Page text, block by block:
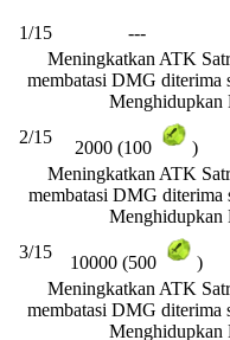
1/15 ---
Meningkatkan ATK
membatasi DMG diterima
Menghidupkan
2/15
2000 (100 )
Meningkatkan ATK
membatasi DMG diterima
Menghidupkan
3/15
10000 (500 )
Meningkatkan ATK
membatasi DMG diterima
Menghidupkan